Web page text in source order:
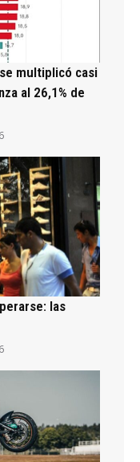
multiplicó casi
al 26,1% de
las